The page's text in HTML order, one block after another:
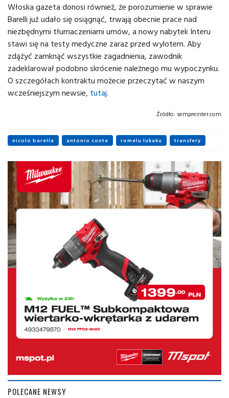
Włoska gazeta donosi również, że porozumienie w sprawie
Barelli już udało się osiągnąć, trwają obecnie prace nad
niezbędnymi tłumaczeniami umów, a nowy nabytek Interu
stawi się na testy medyczne zaraz przed wylotem. Aby
zdążyć zamknąć wszystkie zagadnienia, zawodnik
zadeklarował podobno skrócenie należnego mu wypoczynku.
O szczegółach kontraktu możecie przeczytać w naszym
wcześniejszym newsie, tutaj.
Źródło: sempreinter.com
nicolo barella antonio conte romelu lukaku transfery
POLECANE NEWSY